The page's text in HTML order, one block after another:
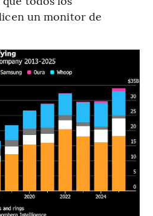
un monitor de